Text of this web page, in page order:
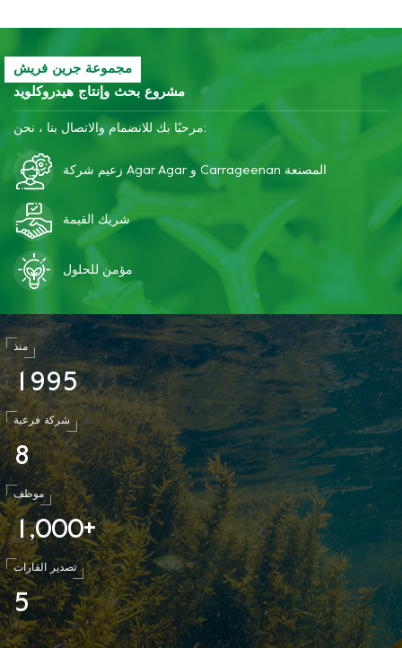
مجموعة جرين فريش
مشروع بحث وإنتاج هيدروكلويد
مرحبًا بك للانضمام والاتصال بنا ، نحن:
زعيم شركة Agar Agar و Carrageenan المصنعة
شريك القيمة
مؤمن للحلول
منذ
1 995
شركة فرعية
8
موظف
1 ,000+
تصدير القارات
5